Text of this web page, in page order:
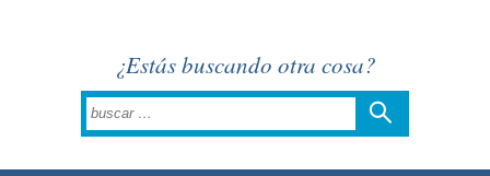
¿Estás buscando otra cosa?